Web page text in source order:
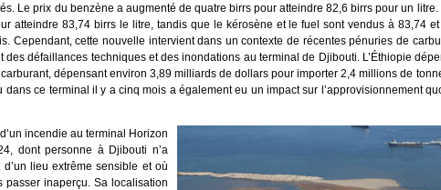
Le prix du benzène a augmenté de quatre birrs pour atteindre 82,6 birrs pour un
atteindre 83,74 birrs le litre, tandis que le kérosène et le fuel sont vendus à 83,74 et
Cependant, cette nouvelle intervient dans un contexte de récentes pénuries de
des défaillances techniques et des inondations au terminal de Djibouti. L’Éthiopie
dépensant environ 3,89 milliards de dollars pour importer 2,4 millions de
ce terminal il y a cinq mois a également eu un impact sur l’approvisionnement
incendie au terminal Horizon
dont personne à Djibouti n’a
lieu extrême sensible et où
inaperçu. Sa localisation